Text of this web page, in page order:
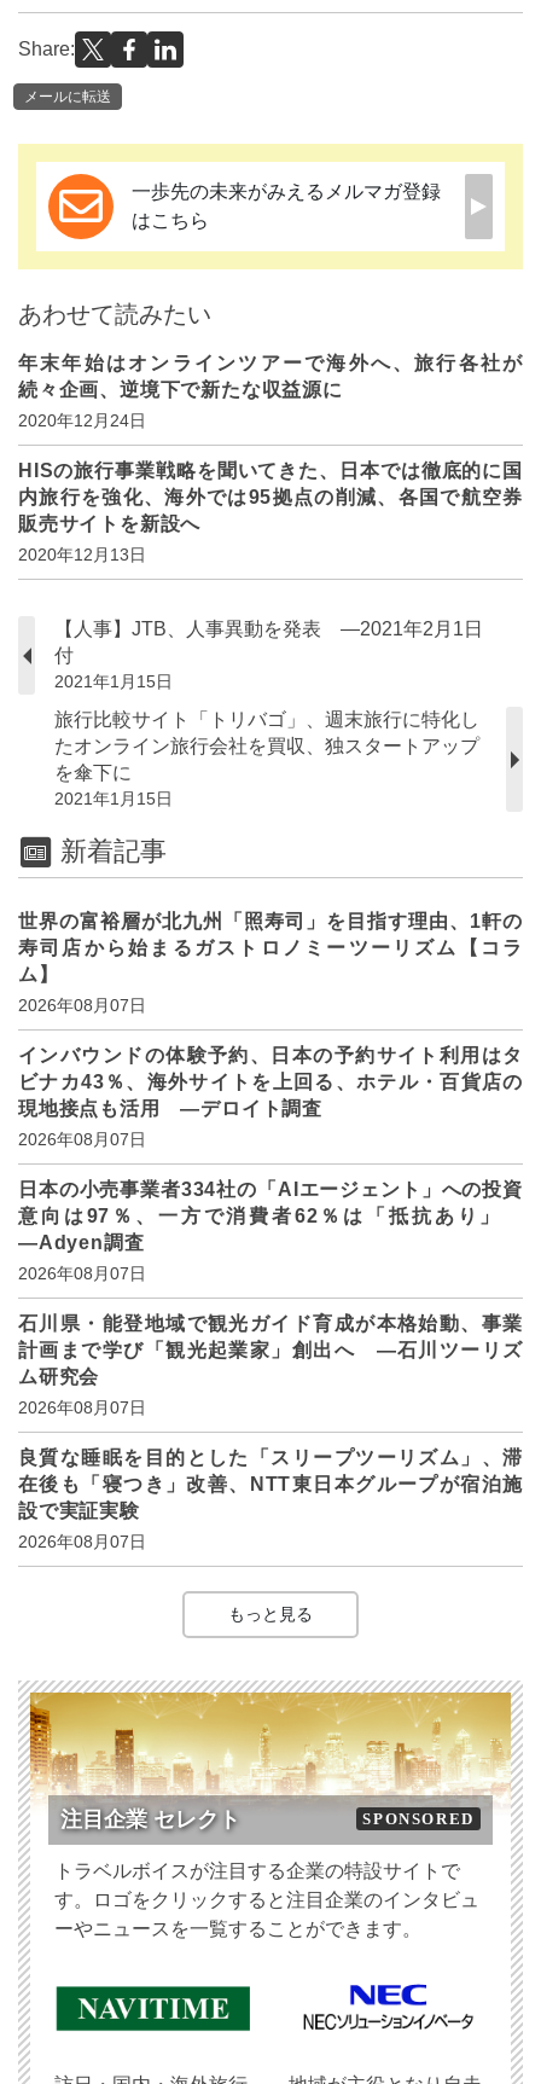
Share:
メールに転送
一歩先の未来がみえるメルマガ登録
はこちら
あわせて読みたい
年末年始はオンラインツアーで海外へ、旅行各社が
続々企画、逆境下で新たな収益源に
2020年12月24日
HISの旅行事業戦略を聞いてきた、日本では徹底的に国
内旅行を強化、海外では95拠点の削減、各国で航空券
販売サイトを新設へ
2020年12月13日
【人事】JTB、人事異動を発表 ―2021年2月1日
付
2021年1月15日
旅行比較サイト「トリバゴ」、週末旅行に特化し
たオンライン旅行会社を買収、独スタートアップ
を傘下に
2021年1月15日
新着記事
世界の富裕層が北九州「照寿司」を目指す理由、1軒の
寿司店から始まるガストロノミーツーリズム【コラ
ム】
2026年08月07日
インバウンドの体験予約、日本の予約サイト利用はタ
ビナカ43％、海外サイトを上回る、ホテル・百貨店の
現地接点も活用 ―デロイト調査
2026年08月07日
日本の小売事業者334社の「AIエージェント」への投資
意向は97％、一方で消費者62％は「抵抗あり」
―Adyen調査
2026年08月07日
石川県・能登地域で観光ガイド育成が本格始動、事業
計画まで学び「観光起業家」創出へ ―石川ツーリズ
ム研究会
2026年08月07日
良質な睡眠を目的とした「スリープツーリズム」、滞
在後も「寝つき」改善、NTT東日本グループが宿泊施
設で実証実験
2026年08月07日
もっと見る
注目企業 セレクト SPONSORED
トラベルボイスが注目する企業の特設サイトで
す。ロゴをクリックすると注目企業のインタビュ
ーやニュースを一覧することができます。